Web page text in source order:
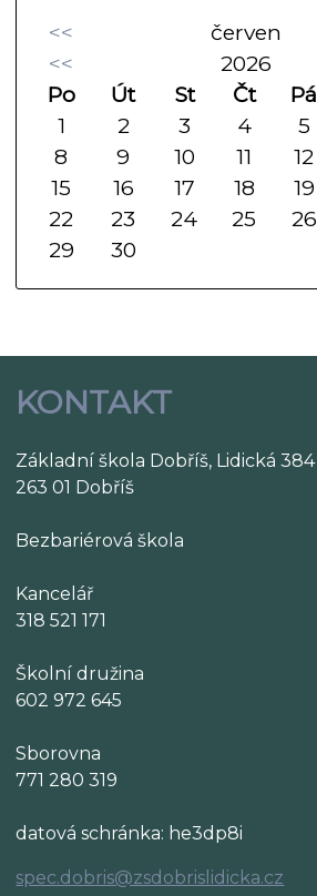
<< červen
<<
2026
Po
Út St Čt Pá
1
2 3 4 5
8
9 10 11 12
15
16 17 18 19
22
23 24 25 26
29
30
KONTAKT
Základní škola Dobříš, Lidická 384
263 01 Dobříš
Bezbariérová škola
Kancelář
318 521 171
Školní družina
602 972 645
Sborovna
771 280 319
datová schránka: he3dp8i
spec.dobris@zsdobrislidicka.cz